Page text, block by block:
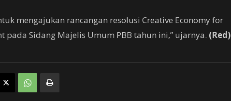
mengajukan rancangan resolusi Creative Economy for
pada Sidang Majelis Umum PBB tahun ini,” ujarnya. (Red)